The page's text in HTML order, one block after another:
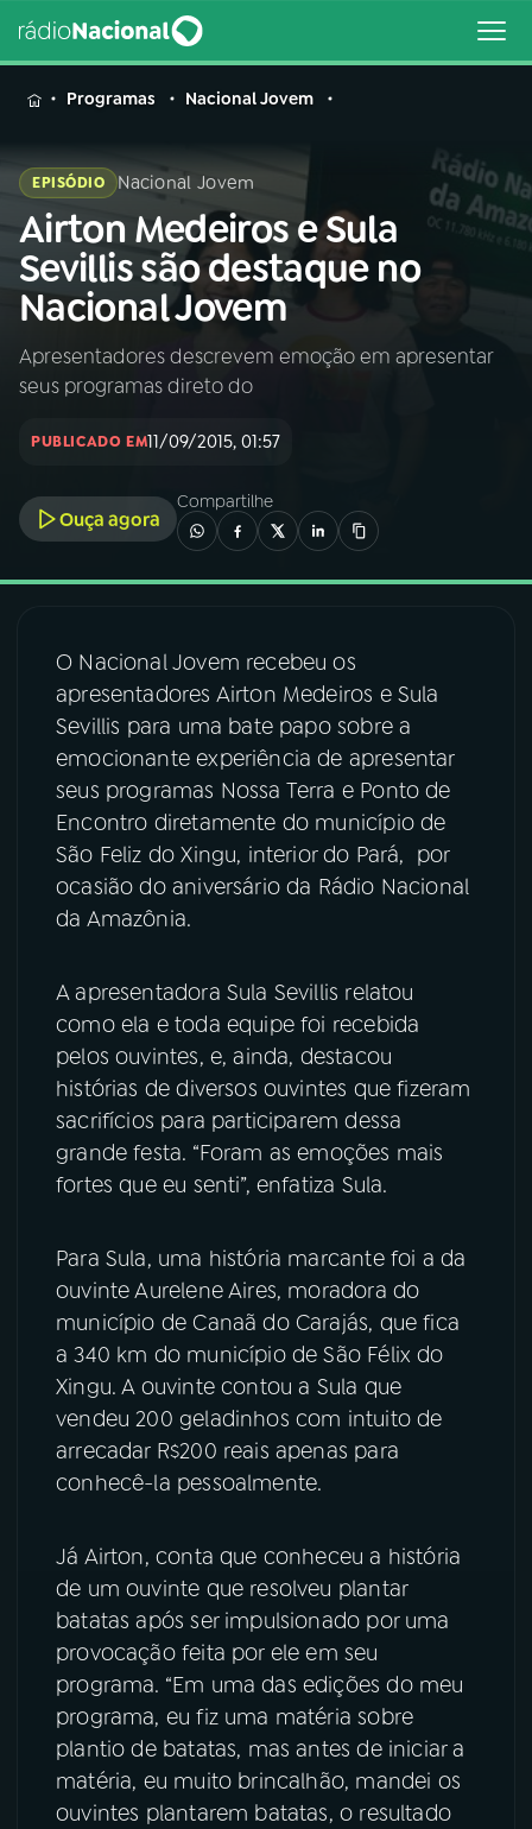
MENU
Buscar
na
Rádio
Nacional
Buscar
AO VIVO
INÍCIO
A RÁDIO
03PROGRAMAÇÃO
04 PROGRAMAS
PODCASTS
06VIDEOCASTS
FESTIVAL DE MÚSICA
ACOMPANHE A RÁDIO NACIONAL
YouTube Facebook
Programas Nacional Jovem
EPISÓDIO Nacional Jovem
Airton Medeiros e Sula
Sevillis são destaque no
Nacional Jovem
Apresentadores descrevem emoção em apresentar
seus programas direto do
PUBLICADO EM11/09/2015, 01:57
Ouça agora
Compartilhe
O Nacional Jovem recebeu os
apresentadores Airton Medeiros e Sula
Sevillis para uma bate papo sobre a
emocionante experiência de apresentar
seus programas Nossa Terra e Ponto de
Encontro diretamente do município de
São Feliz do Xingu, interior do Pará, por
ocasião do aniversário da Rádio Nacional
da Amazônia.
A apresentadora Sula Sevillis relatou
como ela e toda equipe foi recebida
pelos ouvintes, e, ainda, destacou
histórias de diversos ouvintes que fizeram
sacrifícios para participarem dessa
grande festa. “Foram as emoções mais
fortes que eu senti”, enfatiza Sula.
Para Sula, uma história marcante foi a da
ouvinte Aurelene Aires, moradora do
município de Canaã do Carajás, que fica
a 340 km do município de São Félix do
Xingu. A ouvinte contou a Sula que
vendeu 200 geladinhos com intuito de
arrecadar R$200 reais apenas para
conhecê-la pessoalmente.
Já Airton, conta que conheceu a história
de um ouvinte que resolveu plantar
batatas após ser impulsionado por uma
provocação feita por ele em seu
programa. “Em uma das edições do meu
programa, eu fiz uma matéria sobre
plantio de batatas, mas antes de iniciar a
matéria, eu muito brincalhão, mandei os
ouvintes plantarem batatas, o resultado